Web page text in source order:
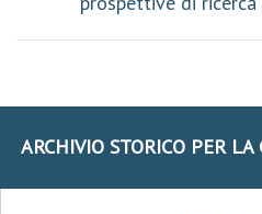
ARCHIVIO STORICO PER